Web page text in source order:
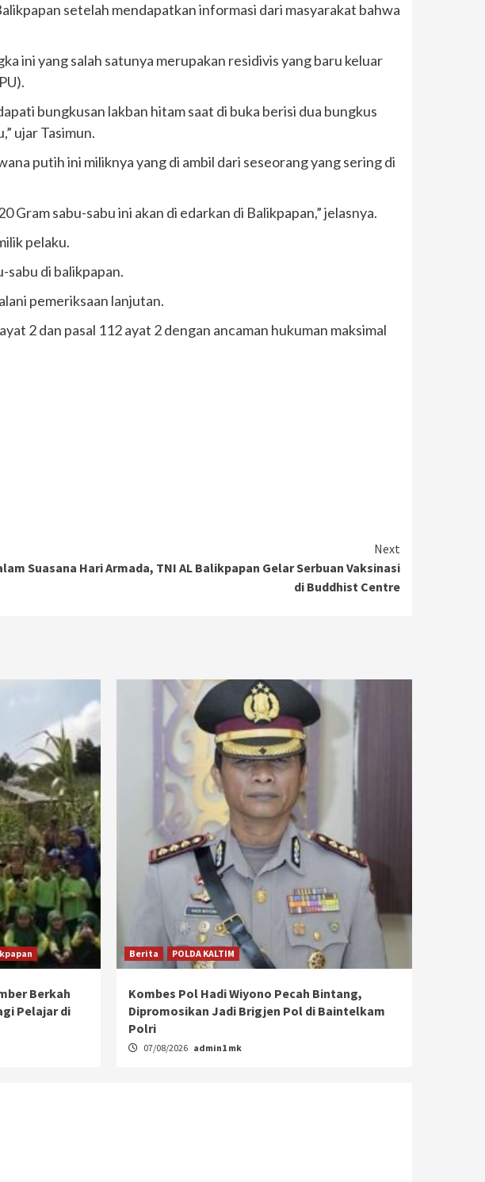
setelah mendapatkan informasi dari masyarakat bahwa
ini yang salah satunya merupakan residivis yang baru keluar
bungkusan lakban hitam saat di buka berisi dua bungkus
ujar Tasimun.
putih ini miliknya yang di ambil dari seseorang yang sering di
sabu-sabu ini akan di edarkan di Balikpapan,” jelasnya.
pelaku.
sabu di balikpapan.
pemeriksaan lanjutan.
2 dan pasal 112 ayat 2 dengan ancaman hukuman maksimal
Next
Suasana Hari Armada, TNI AL Balikpapan Gelar Serbuan Vaksinasi
di Buddhist Centre
Berkah
Pelajar di
Berita POLDA KALTIM
Kombes Pol Hadi Wiyono Pecah Bintang,
Dipromosikan Jadi Brigjen Pol di Baintelkam
Polri
07/08/2026 admin1 mk